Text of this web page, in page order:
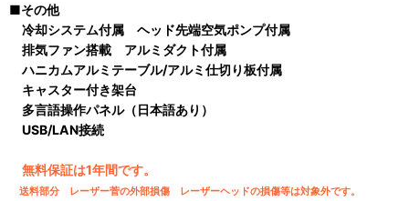
■その他
冷却システム付属 ヘッド先端空気ポンプ付属
排気ファン搭載 アルミダクト付属
ハニカムアルミテーブル/アルミ仕切り板付属
キャスター付き架台
多言語操作パネル（日本語あり）
USB/LAN接続
無料保証は1年間です。
送料部分 レーザー菅の外部損傷 レーザーヘッドの損傷等は対象外です。